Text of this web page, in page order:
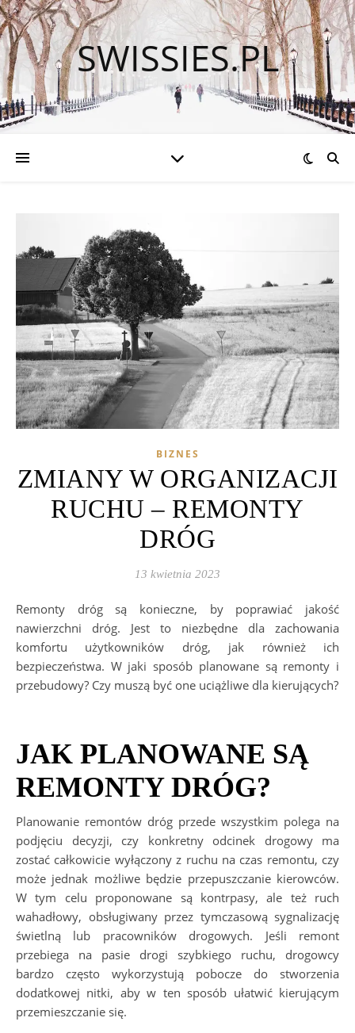
SWISSIES.PL
BIZNES
ZMIANY W ORGANIZACJI
RUCHU – REMONTY
DRÓG
13 kwietnia 2023
Remonty dróg są konieczne, by poprawiać jakość
nawierzchni dróg. Jest to niezbędne dla zachowania
komfortu użytkowników dróg, jak również ich
bezpieczeństwa. W jaki sposób planowane są remonty i
przebudowy? Czy muszą być one uciążliwe dla kierujących?
JAK PLANOWANE SĄ
REMONTY DRÓG?
Planowanie remontów dróg przede wszystkim polega na
podjęciu decyzji, czy konkretny odcinek drogowy ma
zostać całkowicie wyłączony z ruchu na czas remontu, czy
może jednak możliwe będzie przepuszczanie kierowców.
W tym celu proponowane są kontrpasy, ale też ruch
wahadłowy, obsługiwany przez tymczasową sygnalizację
świetlną lub pracowników drogowych. Jeśli remont
przebiega na pasie drogi szybkiego ruchu, drogowcy
bardzo często wykorzystują pobocze do stworzenia
dodatkowej nitki, aby w ten sposób ułatwić kierującym
przemieszczanie się.